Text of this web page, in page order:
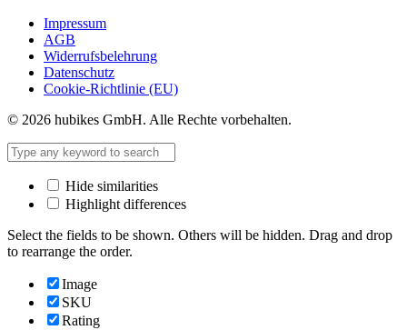
Impressum
AGB
Widerrufsbelehrung
Datenschutz
Cookie-Richtlinie (EU)
© 2026 hubikes GmbH. Alle Rechte vorbehalten.
Hide similarities
Highlight differences
Select the fields to be shown. Others will be hidden. Drag and drop
to rearrange the order.
Image
SKU
Rating